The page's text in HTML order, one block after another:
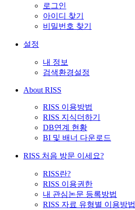
로그인
아이디 찾기
비밀번호 찾기
설정
내 정보
검색환경설정
About RISS
RISS 이용방법
RISS 지식더하기
DB연계 현황
BI 및 배너 다운로드
RISS 처음 방문 이세요?
RISS란?
RISS 이용권한
내 관심논문 등록방법
RISS 자료 유형별 이용방법